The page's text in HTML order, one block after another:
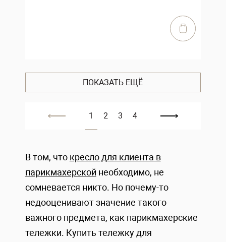
ПОКАЗАТЬ ЕЩЁ
1 2 3 4
В том, что кресло для клиента в
парикмахерской необходимо, не
сомневается никто. Но почему-то
недооценивают значение такого
важного предмета, как парикмахерские
тележки. Купить тележку для